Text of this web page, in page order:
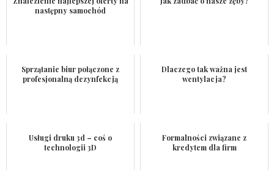
następny samochód
Sprzątanie biur połączone z
profesjonalną dezynfekcją
Dlaczego tak ważna jest
wentylacja?
Usługi druku 3d – coś o
technologii 3D
Formalności związane z
kredytem dla firm